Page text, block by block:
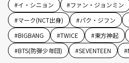
#イ・シニョン #ファン・ジョンミン
#マーク(NCT出身) #パク・ジフン
#BIGBANG #TWICE #東方神起
#BTS(防弾少年団) #SEVENTEEN #